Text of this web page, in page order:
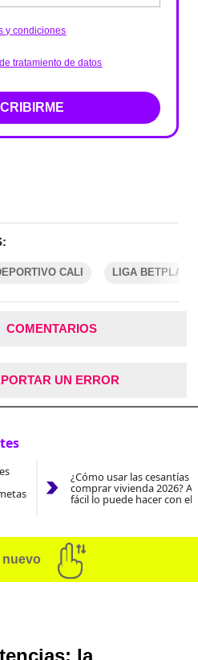
y condiciones
tratamiento de datos
CALI LIGA BETPLAY
COMENTARIOS
UN ERROR
¿Cómo usar las cesantías
comprar vivienda 2026?
fácil lo puede hacer con el